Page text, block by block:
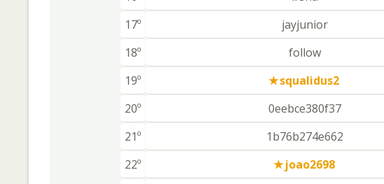
17º
jayjunior
18º
follow
19º
squalidus2
20º
0eebce380f37
21º
1b76b274e662
22º
joao2698